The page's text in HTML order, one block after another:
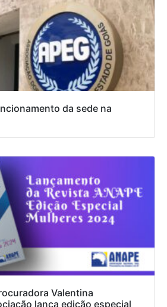
da sede na
Valentina
lança edição especial